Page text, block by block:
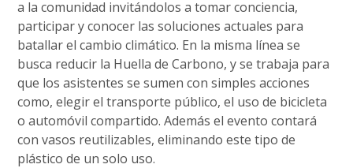
a la comunidad invitándolos a tomar conciencia,
participar y conocer las soluciones actuales para
batallar el cambio climático. En la misma línea se
busca reducir la Huella de Carbono, y se trabaja para
que los asistentes se sumen con simples acciones
como, elegir el transporte público, el uso de bicicleta
o automóvil compartido. Además el evento contará
con vasos reutilizables, eliminando este tipo de
plástico de un solo uso.